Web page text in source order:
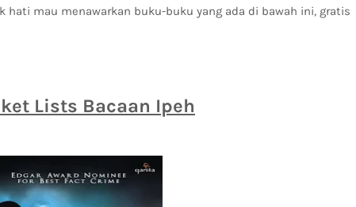
hati mau menawarkan buku-buku yang ada di bawah ini, gratis
Lists Bacaan Ipeh